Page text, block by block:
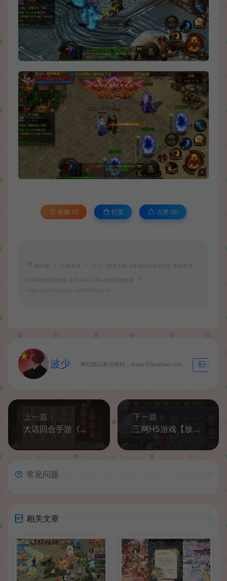
收藏 (1) 打赏 点赞 (0)
手游资源 白日门传奇手游【多情霸业单职业】最新整理
WIN系特色服务端+安卓+GM工具+详细搭建教程
https://wd.51boshao.vip/12401/syym/
波少 网站默认解压密码：www.51boshao.com 生成海
上一篇：
大话回合手游《精品西游之扶摇打金版》最新整理WIN系商业服务端+安卓苹果双端+GM后台+代理后台+详细搭建教程+全套源码
下一篇：
三网H5游戏【放置封神H5】最新整理Linux手工服务端+GM后台+详细搭建教程
常见问题
相关文章